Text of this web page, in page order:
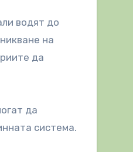
водят до
на
да
да
система.